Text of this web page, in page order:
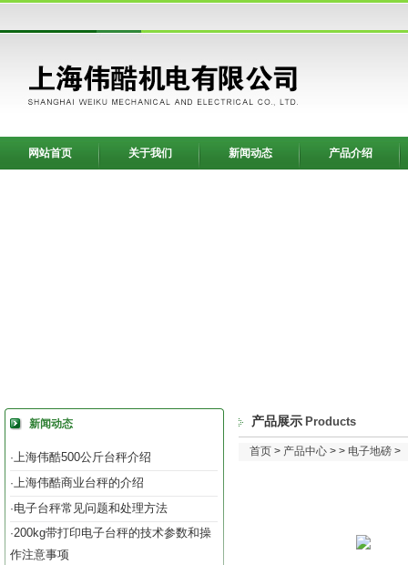
网站首页 关于我们 新闻动态 产品介绍
新闻动态
·上海伟酷500公斤台秤介绍
·上海伟酷商业台秤的介绍
·电子台秤常见问题和处理方法
·200kg带打印电子台秤的技术参数和操
作注意事项
产品展示 Products
首页 > 产品中心 > > 电子地磅 >